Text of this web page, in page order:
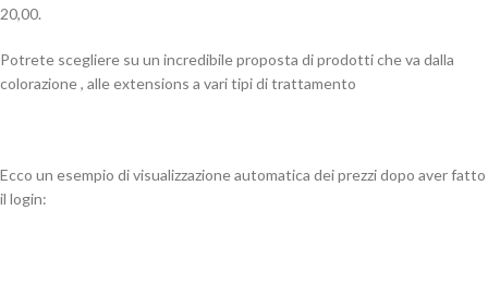
20,00.
Potrete scegliere su un incredibile proposta di prodotti che va dalla
colorazione , alle extensions a vari tipi di trattamento
Ecco un esempio di visualizzazione automatica dei prezzi dopo aver fatto
il login: